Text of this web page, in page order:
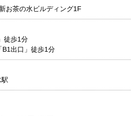
新お茶の水ビルディング1F
徒歩1分
B1出口」徒歩1分